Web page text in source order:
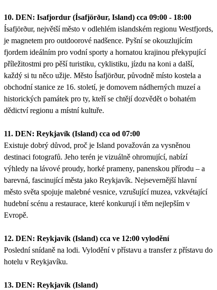
10. DEN: Isafjordur (Ísafjörður, Island) cca 09:00 - 18:00
Ísafjörður, největší město v odlehlém islandském regionu Westfjords,
je magnetem pro outdoorové nadšence. Pyšní se okouzlujícím
fjordem ideálním pro vodní sporty a hornatou krajinou překypující
příležitostmi pro pěší turistiku, cyklistiku, jízdu na koni a další,
každý si tu něco užije. Město Ísafjörður, původně místo kostela a
obchodní stanice ze 16. století, je domovem nádherných muzeí a
historických památek pro ty, kteří se chtějí dozvědět o bohatém
dědictví regionu a místní kultuře.
11. DEN: Reykjavík (Island) cca od 07:00
Existuje dobrý důvod, proč je Island považován za vysněnou
destinaci fotografů. Jeho terén je vizuálně ohromující, nabízí
výhledy na lávové proudy, horké prameny, panenskou přírodu – a
barevná, fascinující města jako Reykjavík. Nejsevernější hlavní
město světa spojuje malebné vesnice, vzrušující muzea, vzkvétající
hudební scénu a restaurace, které konkurují i těm nejlepším v
Evropě.
12. DEN: Reykjavík (Island) cca ve 12:00 vylodění
Poslední snídaně na lodi. Vylodění v přístavu a transfer z přístavu do
hotelu v Reykjavíku.
13. DEN: Reykjavík (Island)